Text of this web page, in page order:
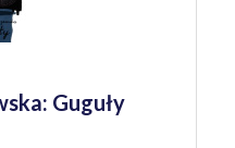
Guguły